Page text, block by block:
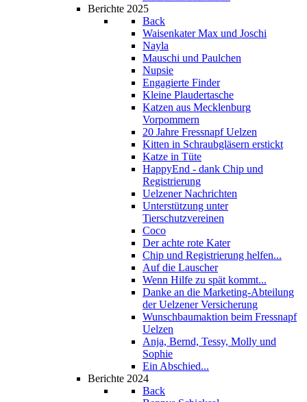
Berichte 2025
Back
Waisenkater Max und Joschi
Nayla
Mauschi und Paulchen
Nupsie
Engagierte Finder
Kleine Plaudertasche
Katzen aus Mecklenburg
Vorpommern
20 Jahre Fressnapf Uelzen
Kitten in Schraubgläsern erstickt
Katze in Tüte
HappyEnd - dank Chip und
Registrierung
Uelzener Nachrichten
Unterstützung unter
Tierschutzvereinen
Coco
Der achte rote Kater
Chip und Registrierung helfen...
Auf die Lauscher
Wenn Hilfe zu spät kommt...
Danke an die Marketing-Abteilung
der Uelzener Versicherung
Wunschbaumaktion beim Fressnapf
Uelzen
Anja, Bernd, Tessy, Molly und
Sophie
Ein Abschied...
Berichte 2024
Back